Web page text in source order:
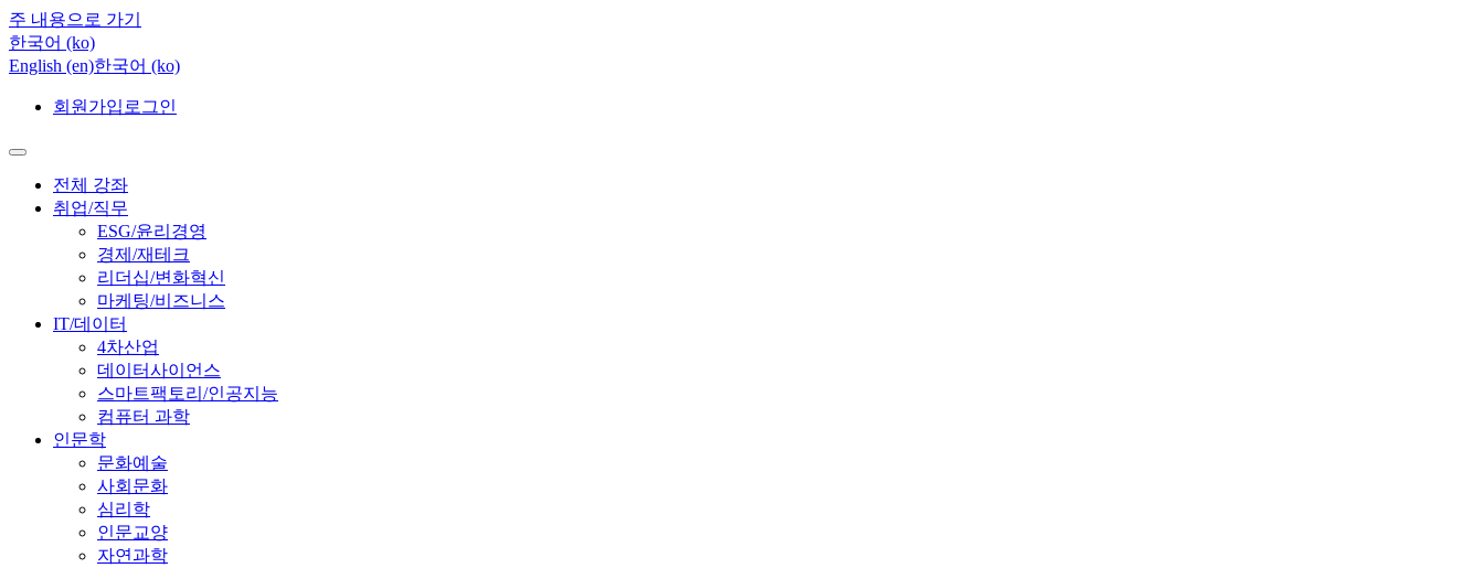
주 내용으로 가기
한국어 ‎(ko)‎
English ‎(en)‎한국어 ‎(ko)‎
회원가입 로그인
전체 강좌
취업/직무
ESG/윤리경영
경제/재테크
리더십/변화혁신
마케팅/비즈니스
IT/데이터
4차산업
데이터사이언스
스마트팩토리/인공지능
컴퓨터 과학
인문학
문화예술
사회문화
심리학
인문교양
자연과학